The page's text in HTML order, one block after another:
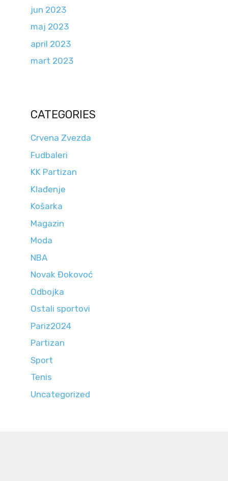
jun 2023
maj 2023
april 2023
mart 2023
CATEGORIES
Crvena Zvezda
Fudbaleri
KK Partizan
Klađenje
Košarka
Magazin
Moda
NBA
Novak Đokovoć
Odbojka
Ostali sportovi
Pariz2024
Partizan
Sport
Tenis
Uncategorized